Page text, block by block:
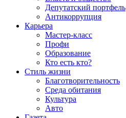
Депутатский портфель
Антикоррупция
Карьера
Мастер-класс
Профи
Образование
Кто есть кто?
Стиль жизни
Благотворительность
Среда обитания
Культура
Авто